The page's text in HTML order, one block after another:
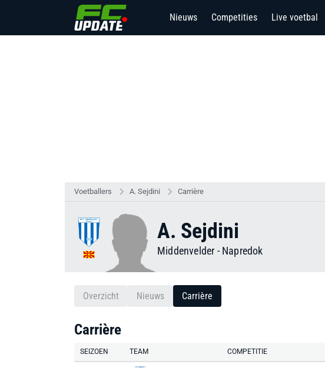
Nieuws Competities Live voetbal
Voetballers A. Sejdini Carrière
A. Sejdini
Middenvelder - Napredok
Overzicht Nieuws Carrière
Carrière
SEIZOEN TEAM COMPETITIE